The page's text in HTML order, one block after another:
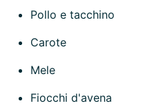
Pollo e tacchino
Carote
Mele
Fiocchi d'avena